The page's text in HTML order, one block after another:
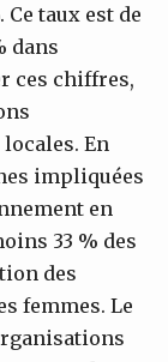
taux est de
dans
ces chiffres,
En
impliquées
en
33 % des
des
femmes. Le